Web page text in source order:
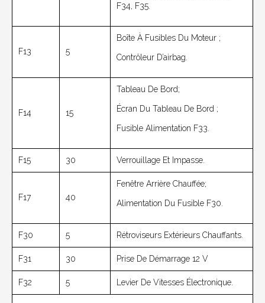
F34, F35.
F13 5
Boîte À Fusibles Du Moteur ;
Contrôleur D’airbag.
F14 15
Tableau De Bord;
Écran Du Tableau De Bord ;
Fusible Alimentation F33.
F15 30 Verrouillage Et Impasse.
F17 40
Fenêtre Arrière Chauffée;
Alimentation Du Fusible F30.
F30 5 Rétroviseurs Extérieurs Chauffants.
F31 30 Prise De Démarrage 12 V
F32 5 Levier De Vitesses Électronique.